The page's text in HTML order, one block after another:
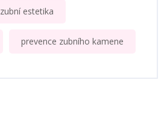
zubní estetika
prevence zubního kamene